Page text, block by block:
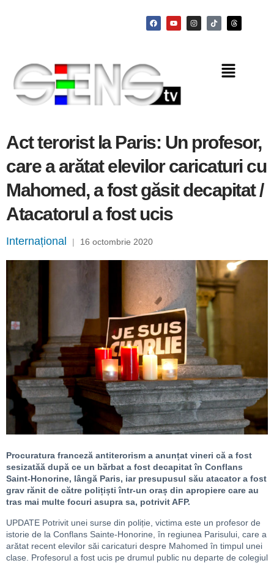
Act terorist la Paris: Un profesor,
care a arătat elevilor caricaturi cu
Mahomed, a fost găsit decapitat /
Atacatorul a fost ucis
Internațional | 16 octombrie 2020
Procuratura franceză antiterorism a anunțat vineri că a fost
sesizatăă după ce un bărbat a fost decapitat în Conflans
Saint-Honorine, lângă Paris, iar presupusul său atacator a fost
grav rănit de către polițiști într-un oraș din apropiere care au
tras mai multe focuri asupra sa, potrivit AFP.
UPDATE Potrivit unei surse din poliție, victima este un profesor de
istorie de la Conflans Sainte-Honorine, în regiunea Parisului, care a
arătat recent elevilor săi caricaturi despre Mahomed în timpul unei
clase.
Profesorul a fost ucis pe drumul public nu departe de colegiul